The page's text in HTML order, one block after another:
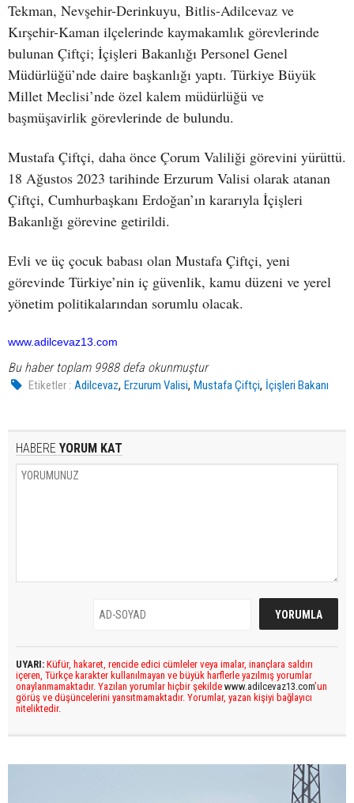
Tekman, Nevşehir-Derinkuyu, Bitlis-Adilcevaz ve
Kırşehir-Kaman ilçelerinde kaymakamlık görevlerinde
bulunan Çiftçi; İçişleri Bakanlığı Personel Genel
Müdürlüğü’nde daire başkanlığı yaptı. Türkiye Büyük
Millet Meclisi’nde özel kalem müdürlüğü ve
başmüşavirlik görevlerinde de bulundu.
Mustafa Çiftçi, daha önce Çorum Valiliği görevini yürüttü.
18 Ağustos 2023 tarihinde Erzurum Valisi olarak atanan
Çiftçi, Cumhurbaşkanı Erdoğan’ın kararıyla İçişleri
Bakanlığı görevine getirildi.
Evli ve üç çocuk babası olan Mustafa Çiftçi, yeni
görevinde Türkiye’nin iç güvenlik, kamu düzeni ve yerel
yönetim politikalarından sorumlu olacak.
www.adilcevaz13.com
Bu haber toplam 9988 defa okunmuştur
Etiketler : Adilcevaz,Erzurum Valisi,Mustafa Çiftçi, İçişleri Bakanı
HABERE YORUM KAT
UYARI: Küfür, hakaret, rencide edici cümleler veya imalar, inançlara saldırı
içeren, Türkçe karakter kullanılmayan ve büyük harflerle yazılmış yorumlar
onaylanmamaktadır. Yazılan yorumlar hiçbir şekilde www.adilcevaz13.com’un
görüş ve düşüncelerini yansıtmamaktadır. Yorumlar, yazan kişiyi bağlayıcı
niteliktedir.